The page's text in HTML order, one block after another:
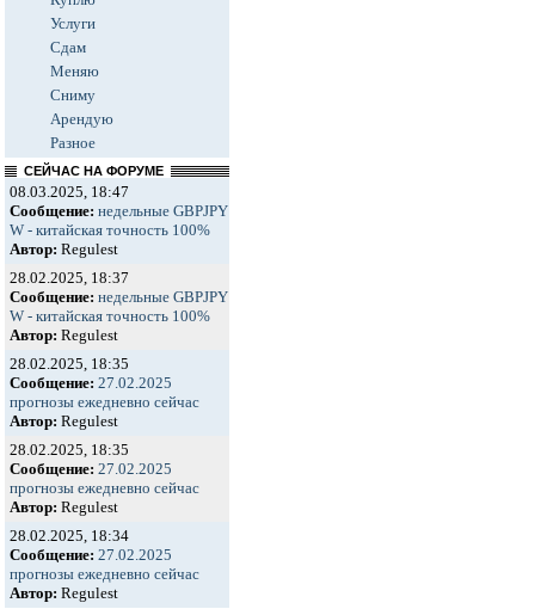
Услуги
Сдам
Меняю
Сниму
Арендую
Разное
СЕЙЧАС НА ФОРУМЕ
08.03.2025, 18:47
Сообщение: недельные GBPJPY
W - китайская точность 100%
Автор: Regulest
28.02.2025, 18:37
Сообщение: недельные GBPJPY
W - китайская точность 100%
Автор: Regulest
28.02.2025, 18:35
Сообщение: 27.02.2025
прогнозы ежедневно сейчас
Автор: Regulest
28.02.2025, 18:35
Сообщение: 27.02.2025
прогнозы ежедневно сейчас
Автор: Regulest
28.02.2025, 18:34
Сообщение: 27.02.2025
прогнозы ежедневно сейчас
Автор: Regulest